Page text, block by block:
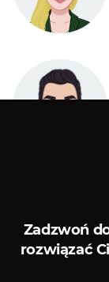
Zadzwoń
rozwiązać